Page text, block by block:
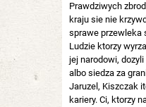
Prawdziwych
kraju sie nie
sprawe przewleka
Ludzie ktorzy
jej narodowi,
albo siedza za
Jaruzel, Kiszczak
kariery. Ci, ktorzy